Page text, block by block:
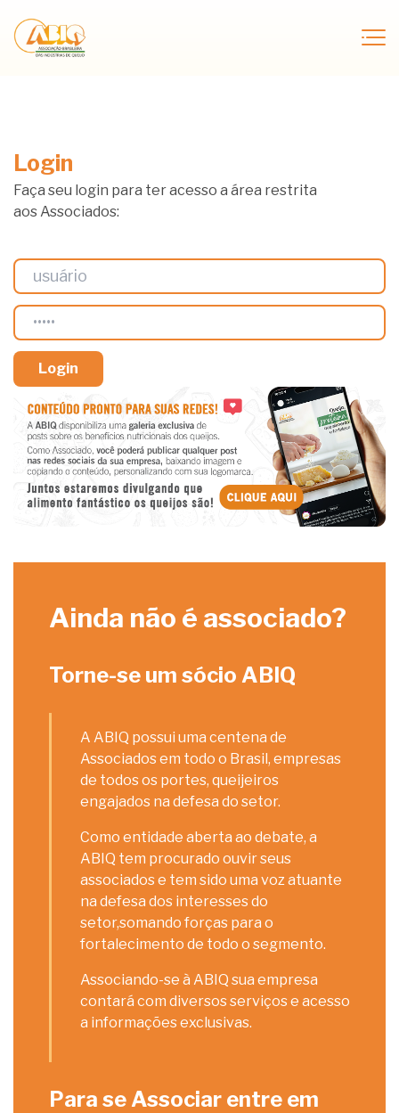
Login
Faça seu login para ter acesso a área restrita
aos Associados:
Ainda não é associado?
Torne-se um sócio ABIQ
A ABIQ possui uma centena de
Associados em todo o Brasil, empresas
de todos os portes, queijeiros
engajados na defesa do setor.
Como entidade aberta ao debate, a
ABIQ tem procurado ouvir seus
associados e tem sido uma voz atuante
na defesa dos interesses do
setor,somando forças para o
fortalecimento de todo o segmento.
Associando-se à ABIQ sua empresa
contará com diversos serviços e acesso
a informações exclusivas.
Para se Associar entre em